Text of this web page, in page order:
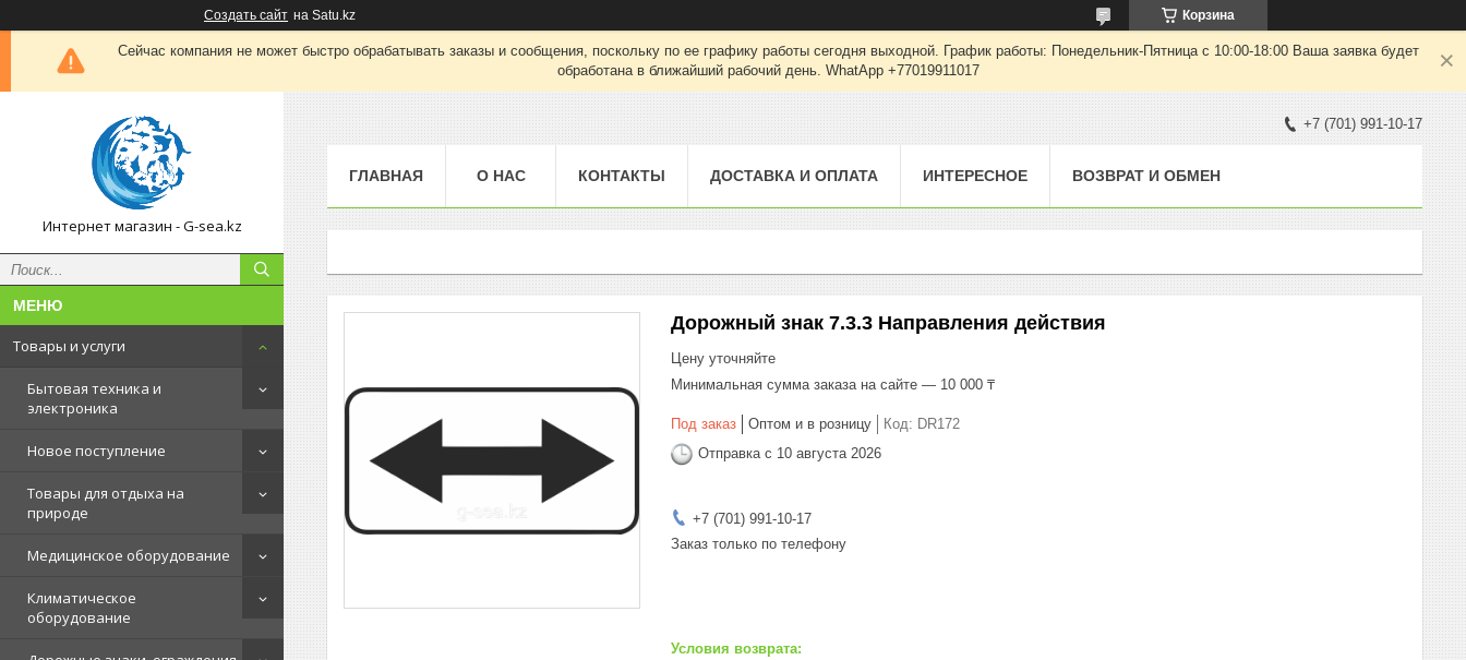
Создать сайт на Satu.kz Корзина
Сейчас компания не может быстро обрабатывать заказы и сообщения, поскольку по ее графику работы сегодня выходной. График работы: Понедельник-Пятница с 10:00-18:00 Ваша заявка будет
обработана в ближайший рабочий день. WhatApp +77019911017
Интернет магазин - G-sea.kz
Товары и услуги
Бытовая техника и
электроника
Новое поступление
Товары для отдыха на
природе
Медицинское оборудование
Климатическое
оборудование
+7 (701) 991-10-17
ГЛАВНАЯ О НАС КОНТАКТЫ ДОСТАВКА И ОПЛАТА ИНТЕРЕСНОЕ ВОЗВРАТ И ОБМЕН
Дорожный знак 7.3.3 Направления действия
Цену уточняйте
Минимальная сумма заказа на сайте — 10 000 ₸
Под заказ Оптом и в розницу Код: DR172
Отправка с 10 августа 2026
+7 (701) 991-10-17
Заказ только по телефону